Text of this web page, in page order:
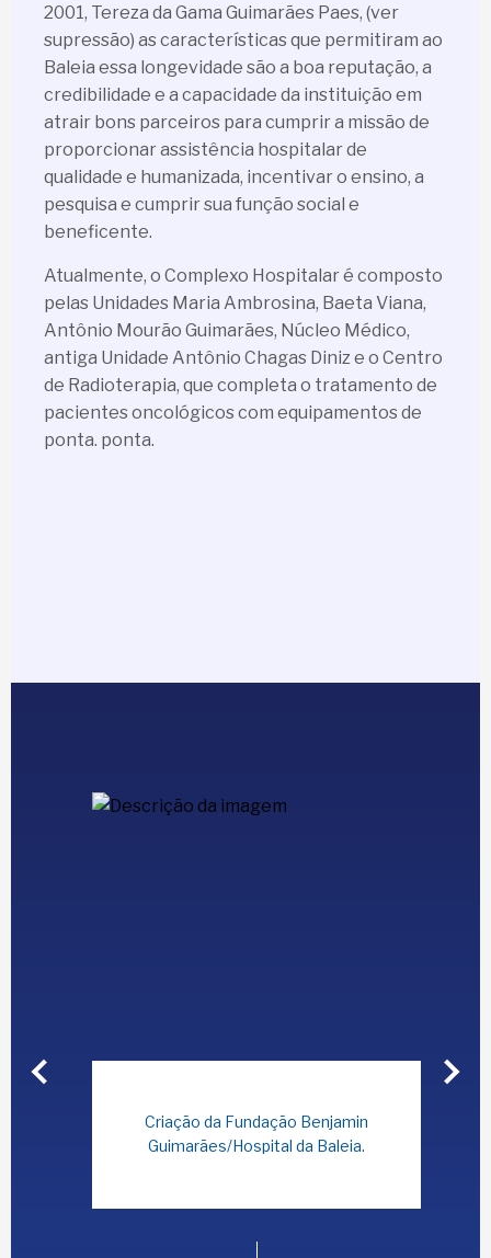
2001, Tereza da Gama Guimarães Paes, (ver
supressão) as características que permitiram ao
Baleia essa longevidade são a boa reputação, a
credibilidade e a capacidade da instituição em
atrair bons parceiros para cumprir a missão de
proporcionar assistência hospitalar de
qualidade e humanizada, incentivar o ensino, a
pesquisa e cumprir sua função social e
beneficente.
Atualmente, o Complexo Hospitalar é composto
pelas Unidades Maria Ambrosina, Baeta Viana,
Antônio Mourão Guimarães, Núcleo Médico,
antiga Unidade Antônio Chagas Diniz e o Centro
de Radioterapia, que completa o tratamento de
pacientes oncológicos com equipamentos de
ponta. ponta.
Criação da Fundação Benjamin
Guimarães/Hospital da Baleia.